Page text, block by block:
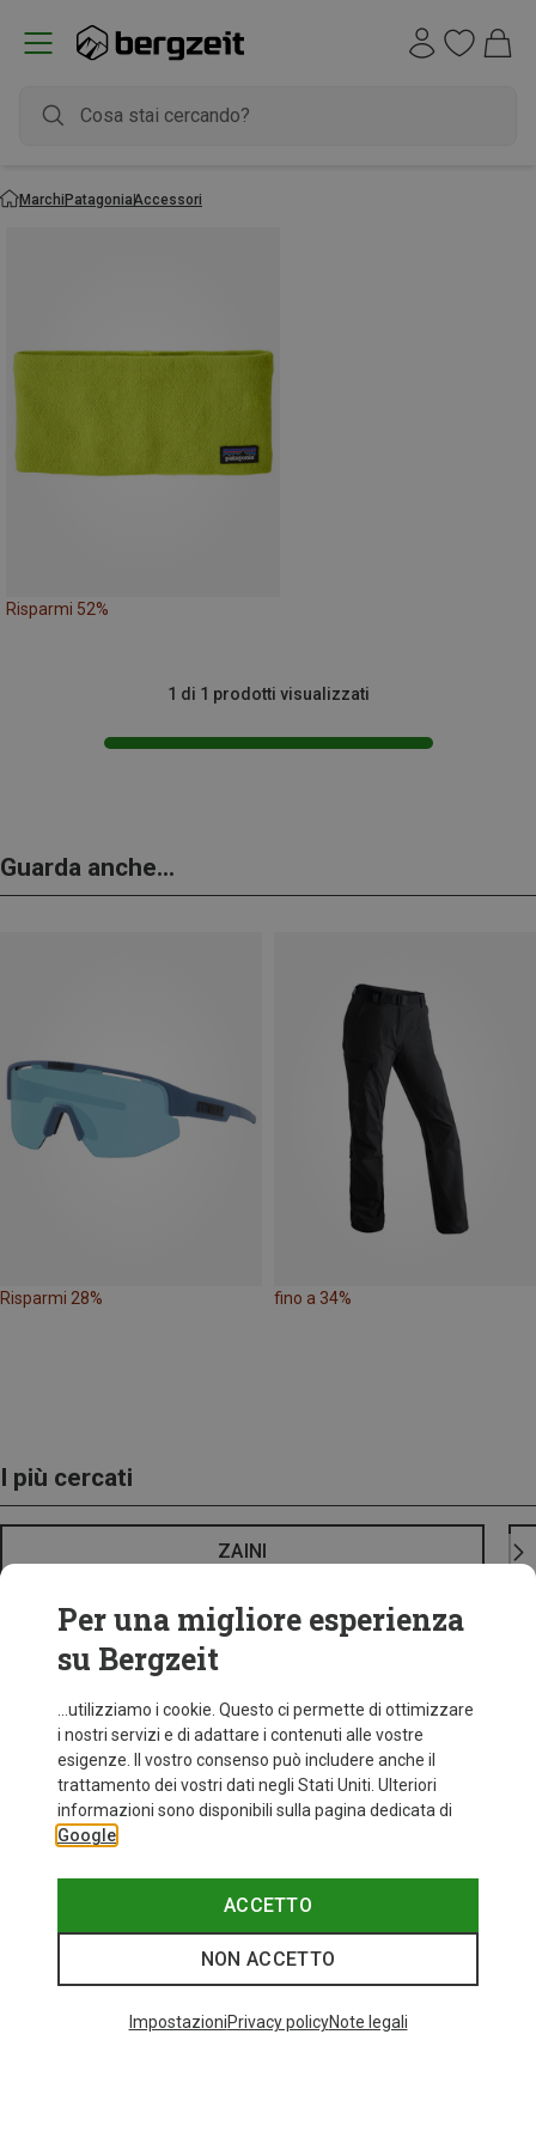
MarchiPatagoniaAccessori
Risparmi 52%
1 di 1 prodotti visualizzati
Guarda anche...
Risparmi 28% fino a 34%
I più cercati
ZAINI
Per una migliore esperienza
su Bergzeit
...utilizziamo i cookie. Questo ci permette di ottimizzare
i nostri servizi e di adattare i contenuti alle vostre
esigenze. Il vostro consenso può includere anche il
trattamento dei vostri dati negli Stati Uniti. Ulteriori
informazioni sono disponibili sulla pagina dedicata di
Google
ACCETTO
NON ACCETTO
ImpostazioniPrivacy policyNote legali